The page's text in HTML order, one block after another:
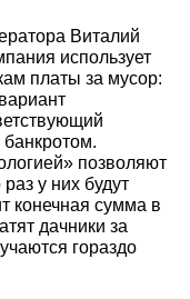
Виталий
использует
платы за мусор:
банкротом.
позволяют
у них будут
конечная сумма в
дачники за
гораздо